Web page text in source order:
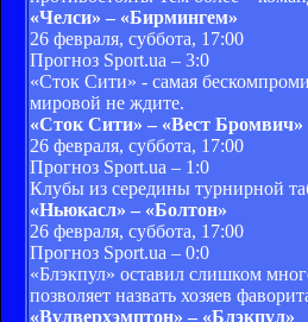
«Челси» – «Бирмингем»
26 февраля, суббота, 17:00
Прогноз Sport.ua – 3:0
«Сток Сити» - самая
мировой не ждите.
«Сток Сити» – «Вест Бромвич»
26 февраля, суббота, 17:00
Прогноз Sport.ua – 1:0
Клубы из середины турнирной
«Ньюкасл» – «Болтон»
26 февраля, суббота, 17:00
Прогноз Sport.ua – 0:0
«Блэкпул» оставил слишком
позволяет назвать хозяев
«Вулверхэмптон» – «Блэкпул»